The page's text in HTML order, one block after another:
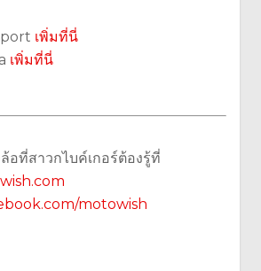
เพิ่มที่นี่
เพิ่มที่นี่
อที่สาวกไบค์เกอร์ต้องรู้ที่
motowish